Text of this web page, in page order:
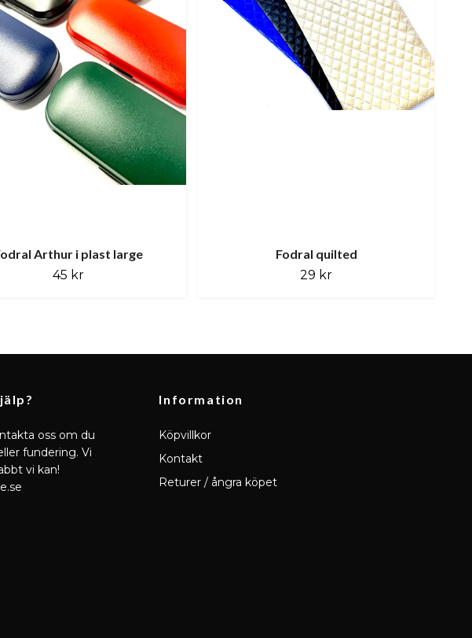
Arthur i plast large
45 kr
Fodral quilted
29 kr
oss om du
fundering. Vi
vi kan!
Information
Köpvillkor
Kontakt
Returer / ångra köpet